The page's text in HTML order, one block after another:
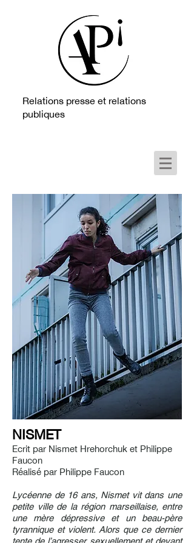
Relations presse et relations
publiques
NISMET
Ecrit par Nismet Hrehorchuk et Philippe
Faucon
Réalisé par Philippe Faucon
Lycéenne de 16 ans, Nismet vit dans une
petite ville de la région marseillaise, entre
une mère dépressive et un beau-père
tyrannique et violent. Alors que ce dernier
tente de l’agresser sexuellement et devant